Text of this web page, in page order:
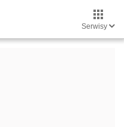
Serwisy